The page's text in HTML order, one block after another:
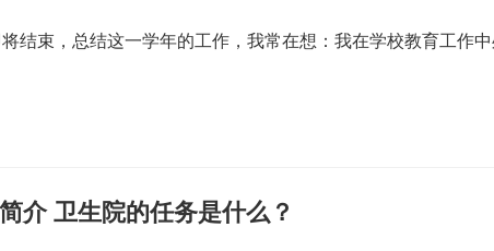
结束，总结这一学年的工作，我常在想：我在学校教育工作
介 卫生院的任务是什么？